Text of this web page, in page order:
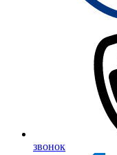
звонок